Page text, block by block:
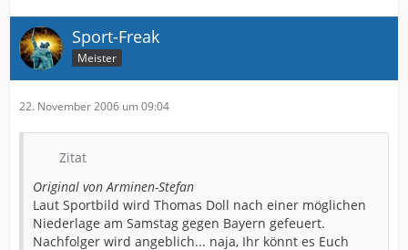
Sport-Freak
Meister
22. November 2006 um 09:04
Zitat
Original von Arminen-Stefan
Laut Sportbild wird Thomas Doll nach einer möglichen
Niederlage am Samstag gegen Bayern gefeuert.
Nachfolger wird angeblich... naja, Ihr könnt es Euch